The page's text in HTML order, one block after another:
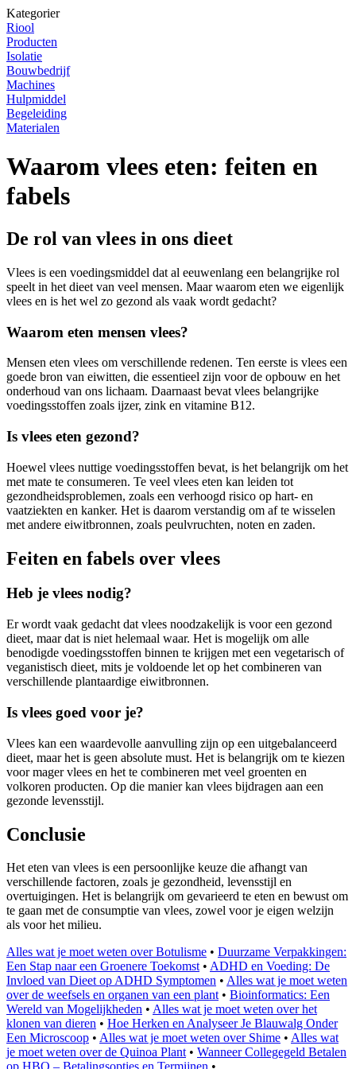
Kategorier
Riool
Producten
Isolatie
Bouwbedrijf
Machines
Hulpmiddel
Begeleiding
Materialen
Waarom vlees eten: feiten en
fabels
De rol van vlees in ons dieet
Vlees is een voedingsmiddel dat al eeuwenlang een belangrijke rol
speelt in het dieet van veel mensen. Maar waarom eten we eigenlijk
vlees en is het wel zo gezond als vaak wordt gedacht?
Waarom eten mensen vlees?
Mensen eten vlees om verschillende redenen. Ten eerste is vlees een
goede bron van eiwitten, die essentieel zijn voor de opbouw en het
onderhoud van ons lichaam. Daarnaast bevat vlees belangrijke
voedingsstoffen zoals ijzer, zink en vitamine B12.
Is vlees eten gezond?
Hoewel vlees nuttige voedingsstoffen bevat, is het belangrijk om het
met mate te consumeren. Te veel vlees eten kan leiden tot
gezondheidsproblemen, zoals een verhoogd risico op hart- en
vaatziekten en kanker. Het is daarom verstandig om af te wisselen
met andere eiwitbronnen, zoals peulvruchten, noten en zaden.
Feiten en fabels over vlees
Heb je vlees nodig?
Er wordt vaak gedacht dat vlees noodzakelijk is voor een gezond
dieet, maar dat is niet helemaal waar. Het is mogelijk om alle
benodigde voedingsstoffen binnen te krijgen met een vegetarisch of
veganistisch dieet, mits je voldoende let op het combineren van
verschillende plantaardige eiwitbronnen.
Is vlees goed voor je?
Vlees kan een waardevolle aanvulling zijn op een uitgebalanceerd
dieet, maar het is geen absolute must. Het is belangrijk om te kiezen
voor mager vlees en het te combineren met veel groenten en
volkoren producten. Op die manier kan vlees bijdragen aan een
gezonde levensstijl.
Conclusie
Het eten van vlees is een persoonlijke keuze die afhangt van
verschillende factoren, zoals je gezondheid, levensstijl en
overtuigingen. Het is belangrijk om gevarieerd te eten en bewust om
te gaan met de consumptie van vlees, zowel voor je eigen welzijn
als voor het milieu.
Alles wat je moet weten over Botulisme • Duurzame Verpakkingen:
Een Stap naar een Groenere Toekomst• ADHD en Voeding: De
Invloed van Dieet op ADHD Symptomen • Alles wat je moet weten
over de weefsels en organen van een plant• Bioinformatics: Een
Wereld van Mogelijkheden • Alles wat je moet weten over het
klonen van dieren • Hoe Herken en Analyseer Je Blauwalg Onder
Een Microscoop • Alles wat je moet weten over Shime • Alles wat
je moet weten over de Quinoa Plant• Wanneer Collegegeld Betalen